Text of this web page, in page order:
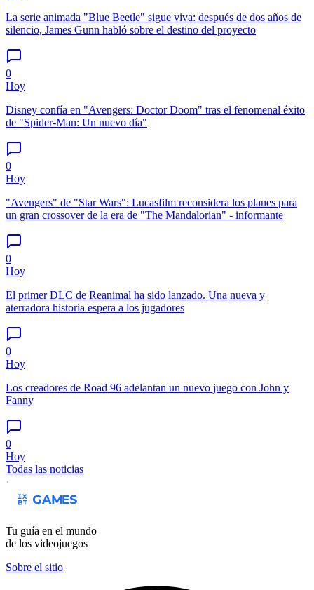
La serie animada "Blue Beetle" sigue viva: después de dos años de
silencio, James Gunn habló sobre el destino del proyecto
0
Hoy
Disney confía en "Avengers: Doctor Doom" tras el fenomenal éxito
de "Spider-Man: Un nuevo día"
0
Hoy
"Avengers" de "Star Wars": Lucasfilm reconsidera los planes para
un gran crossover de la era de "The Mandalorian" - informante
0
Hoy
El primer DLC de Reanimal ha sido lanzado. Una nueva y
aterradora historia espera a los jugadores
0
Hoy
Los creadores de Road 96 adelantan un nuevo juego con John y
Fanny
0
Hoy
Todas las noticias
Tu guía en el mundo
de los videojuegos
Sobre el sitio